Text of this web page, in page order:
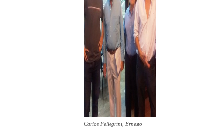
Carlos Pellegrini, Ernesto